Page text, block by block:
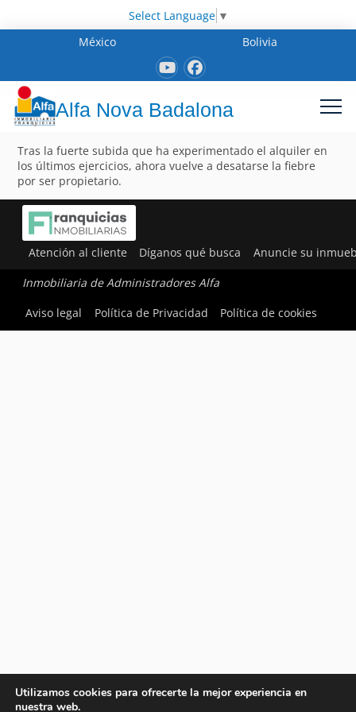
Select Language ▼
México
Bolivia
Alfa Nova Badalona
Tras la fuerte subida que ha experimentado el alquiler en
los últimos ejercicios, ahora vuelve a desatarse la fiebre
por ser propietario.
Atención al cliente Díganos qué busca Anuncie su
Inmobiliaria de Administradores Alfa
Aviso legal
Política de Privacidad Política de cookies
Utilizamos cookies para ofrecerte la mejor experiencia en
nuestra web.